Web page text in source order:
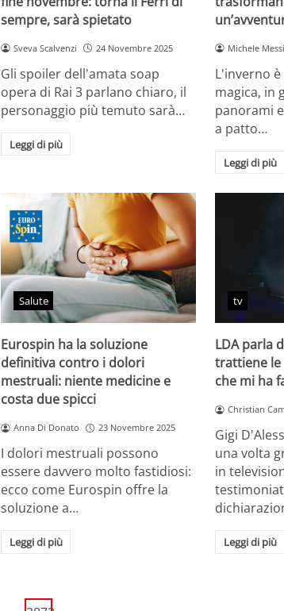
sempre, sarà spietato
Sveva Scalvenzi 24 Novembre 2025
Gli spoiler dell'amata soap
opera di Rai 3 parlano chiaro, il
personaggio più temuto sarà…
Leggi di più
Michele
L'inverno
magica, in
panorami
a patto…
Leggi di più
Salute
Eurospin ha la soluzione
definitiva contro i dolori
mestruali: niente medicine e
costa due spicci
Anna Di Donato 23 Novembre 2025
I dolori mestruali possono
essere davvero molto fastidiosi:
ecco come Eurospin offre la
soluzione a…
Leggi di più
tv
LDA parla
trattiene le
che mi ha
Christian
Gigi
una volta
in
Leggi di più